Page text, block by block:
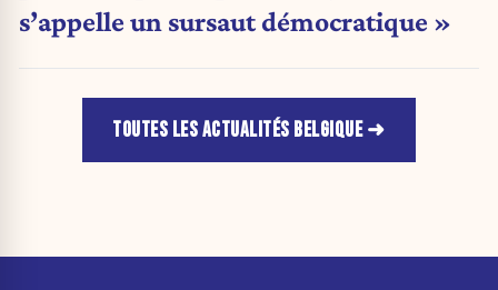
s’appelle un sursaut démocratique »
TOUTES LES ACTUALITÉS BELGIQUE